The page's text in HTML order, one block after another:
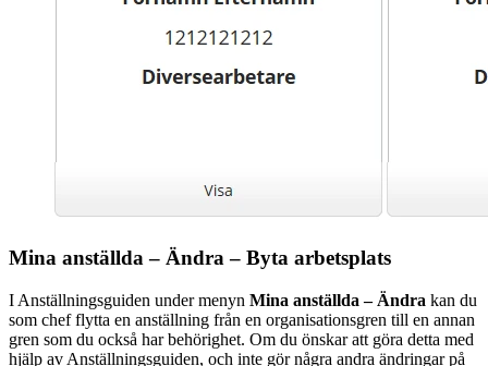
Mina anställda – Ändra – Byta arbetsplats
I Anställningsguiden under menyn Mina anställda – Ändra kan du
som chef flytta en anställning från en organisationsgren till en annan
gren som du också har behörighet. Om du önskar att göra detta med
hjälp av Anställningsguiden, och inte gör några andra ändringar på